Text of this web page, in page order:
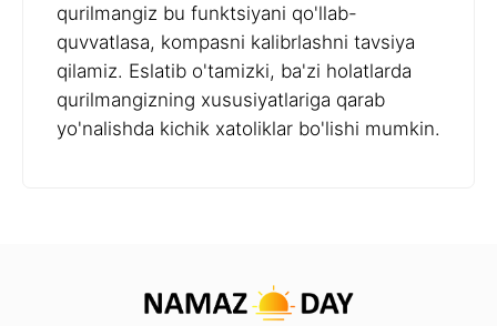
qurilmangiz bu funktsiyani qo'llab-
quvvatlasa, kompasni kalibrlashni tavsiya
qilamiz. Eslatib o'tamizki, ba'zi holatlarda
qurilmangizning xususiyatlariga qarab
yo'nalishda kichik xatoliklar bo'lishi mumkin.